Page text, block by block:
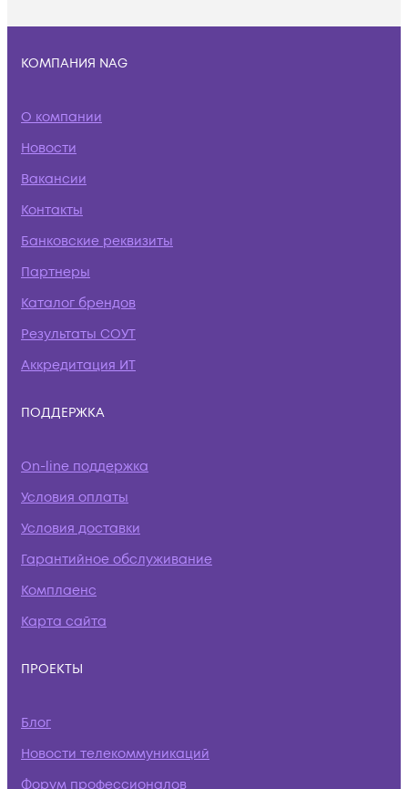
КОМПАНИЯ NAG
О компании
Новости
Вакансии
Контакты
Банковские реквизиты
Партнеры
Каталог брендов
Результаты СОУТ
Аккредитация ИТ
ПОДДЕРЖКА
On-line поддержка
Условия оплаты
Условия доставки
Гарантийное обслуживание
Комплаенс
Карта сайта
ПРОЕКТЫ
Блог
Новости телекоммуникаций
Форум профессионалов